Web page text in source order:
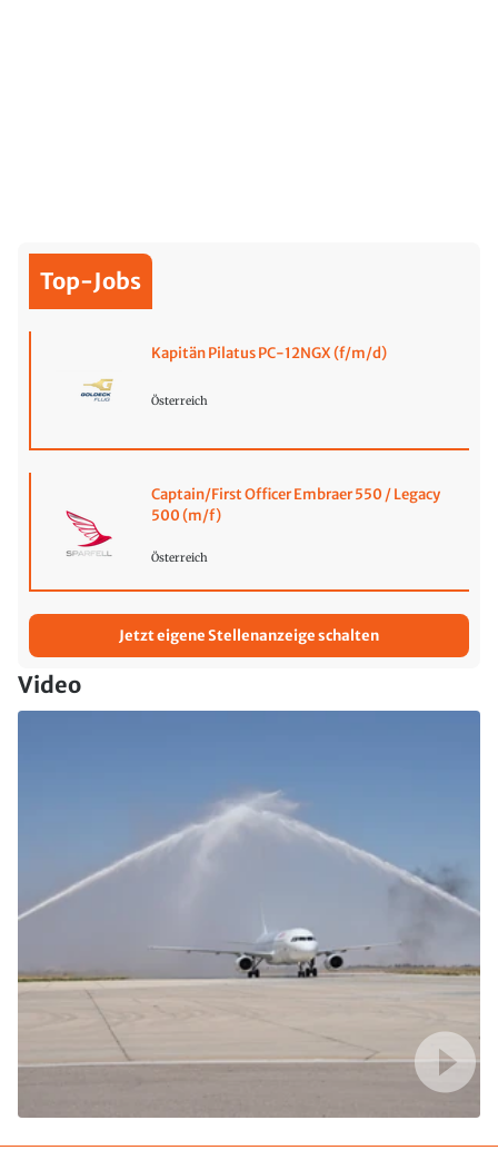
Top-Jobs
Kapitän Pilatus PC-12NGX (f/m/d)
Österreich
Captain/First Officer Embraer 550 / Legacy
500 (m/f)
Österreich
Jetzt eigene Stellenanzeige schalten
Video